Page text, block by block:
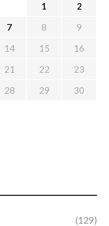
(129)
1
2
7 8
9
14 15
16
21 22
23
28 29
30